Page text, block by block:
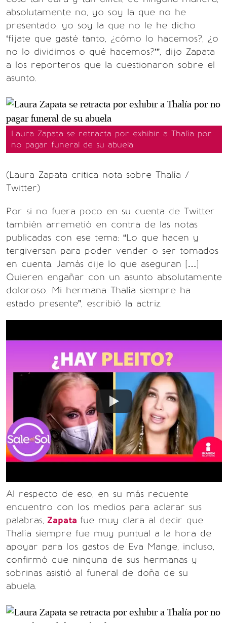
absolutamente no, yo soy la que no he
presentado, yo soy la que no le he dicho
‘fíjate que gasté tanto, ¿cómo lo hacemos?, ¿o
no lo dividimos o qué hacemos?’”, dijo Zapata
a los reporteros que la cuestionaron sobre el
asunto.
Laura Zapata se retracta por exhibir a Thalía por
no pagar funeral de su abuela
(Laura Zapata critica nota sobre Thalía /
Twitter)
Por si no fuera poco en su cuenta de Twitter
también arremetió en contra de las notas
publicadas con ese tema: “Lo que hacen y
tergiversan para poder vender o ser tomados
en cuenta. Jamás dije lo que aseguran […]
Quieren engañar con un asunto absolutamente
doloroso. Mi hermana Thalía siempre ha
estado presente”, escribió la actriz.
Al respecto de eso, en su más recuente
encuentro con los medios para aclarar sus
palabras, Zapata fue muy clara al decir que
Thalía siempre fue muy puntual a la hora de
apoyar para los gastos de Eva Mange, incluso,
confirmó que ninguna de sus hermanas y
sobrinas asistió al funeral de doña de su
abuela.